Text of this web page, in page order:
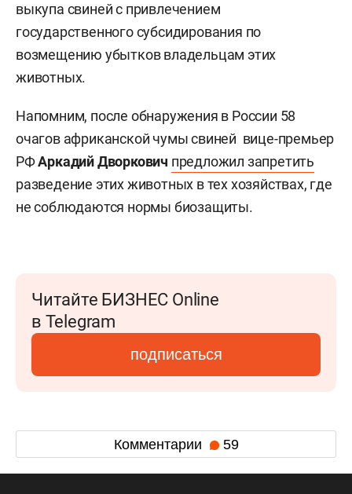
выкупа свиней с привлечением
государственного субсидирования по
возмещению убытков владельцам этих
животных.
Напомним, после обнаружения в России 58
очагов африканской чумы свиней вице-премьер
РФАркадий Дворкович предложил запретить
разведение этих животных в тех хозяйствах, где
не соблюдаются нормы биозащиты.
Читайте БИЗНЕС Online
в Telegram
подписаться
Комментарии 59